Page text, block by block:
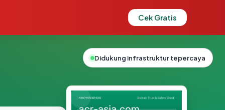
Cek Gratis
Didukung infrastruktur tepercaya